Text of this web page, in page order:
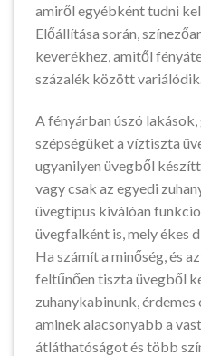
amiről egyébként tudni
Előállítása során,
keverékhez, amitől
százalék között
A fényárban úszó
szépségüket a víztiszta
ugyanilyen üvegből
vagy csak az egyedi
üvegtípus kiválóan
üvegfalként is, mely ékes
Ha számít a minőség, és
feltűnően tiszta üvegből
zuhanykabinunk, érdemes
aminek alacsonyabb a
átláthatóságot és több